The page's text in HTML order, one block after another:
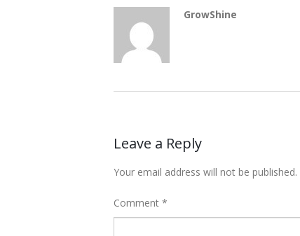
GrowShine
Leave a Reply
Your email address will not be published.
Comment *